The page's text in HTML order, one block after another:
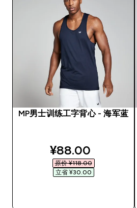
MP男士训练工字背心 - 海军蓝
discounted price
¥88.00‎
原价 ¥118.00‎
立省 ¥30.00‎